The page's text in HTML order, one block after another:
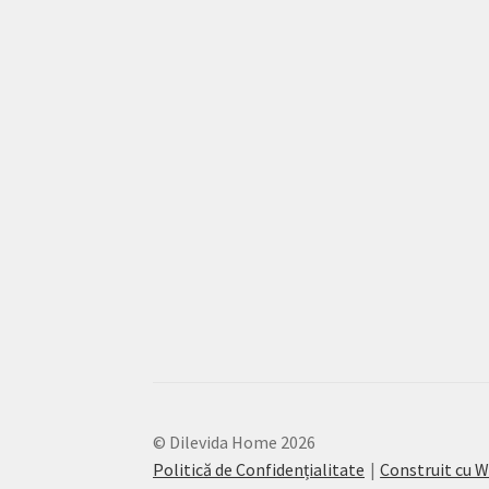
© Dilevida Home 2026
Politică de Confidențialitate
Construit cu